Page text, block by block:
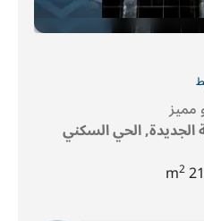
الجديدة, الحي السكني
2